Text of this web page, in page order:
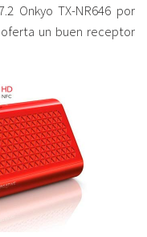
Onkyo TX-NR646 por
un buen receptor